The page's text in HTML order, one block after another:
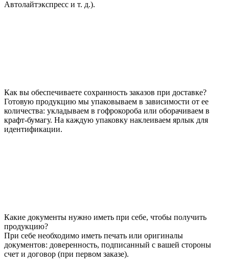
Автолайтэкспресс и т. д.).
Как вы обеспечиваете сохранность заказов при доставке?
Готовую продукцию мы упаковываем в зависимости от ее
количества: укладываем в гофрокороба или оборачиваем в
крафт-бумагу. На каждую упаковку наклеиваем ярлык для
идентификации.
Какие документы нужно иметь при себе, чтобы получить
продукцию?
При себе необходимо иметь печать или оригиналы
документов: доверенность, подписанный с вашей стороны
счет и договор (при первом заказе).